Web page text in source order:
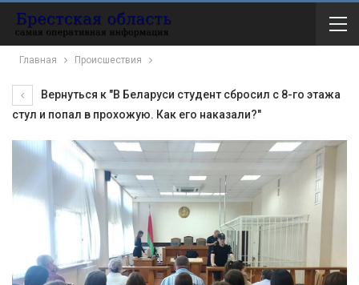
Главная Происшествия
Вернуться к "В Беларуси студент сбросил с 8-го этажа
стул и попал в прохожую. Как его наказали?"